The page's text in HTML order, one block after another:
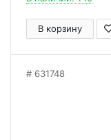
В корзину
631748